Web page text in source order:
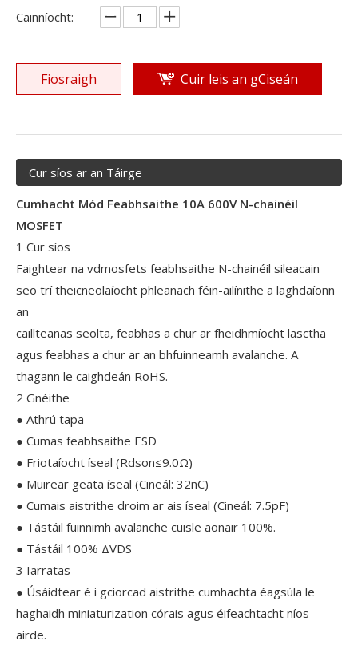
Cainníocht:
Fiosraigh Cuir leis an gCiseán
Cur síos ar an Táirge
Cumhacht Mód Feabhsaithe 10A 600V N-chainéil
MOSFET
1 Cur síos
Faightear na vdmosfets feabhsaithe N-chainéil sileacain
seo trí theicneolaíocht phleanach féin-ailínithe a laghdaíonn
an
caillteanas seolta, feabhas a chur ar fheidhmíocht lasctha
agus feabhas a chur ar an bhfuinneamh avalanche. A
thagann le caighdeán RoHS.
2 Gnéithe
● Athrú tapa
● Cumas feabhsaithe ESD
● Friotaíocht íseal (Rdson≤9.0Ω)
● Muirear geata íseal (Cineál: 32nC)
● Cumais aistrithe droim ar ais íseal (Cineál: 7.5pF)
● Tástáil fuinnimh avalanche cuisle aonair 100%.
● Tástáil 100% ΔVDS
3 Iarratas
● Úsáidtear é i gciorcad aistrithe cumhachta éagsúla le
haghaidh miniaturization córais agus éifeachtacht níos
airde.